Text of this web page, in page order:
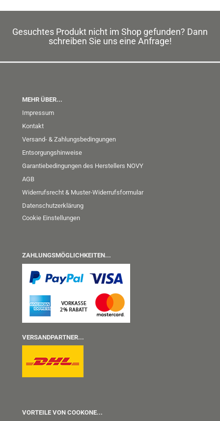
Gesuchtes Produkt nicht im Shop gefunden? Dann
schreiben Sie uns eine Anfrage!
MEHR ÜBER...
Impressum
Kontakt
Versand- & Zahlungsbedingungen
Entsorgungshinweise
Garantiebedingungen des Herstellers NOVY
AGB
Widerrufsrecht & Muster-Widerrufsformular
Datenschutzerklärung
Cookie Einstellungen
ZAHLUNGSMÖGLICHKEITEN...
VERSANDPARTNER...
VORTEILE VON COOKONE...